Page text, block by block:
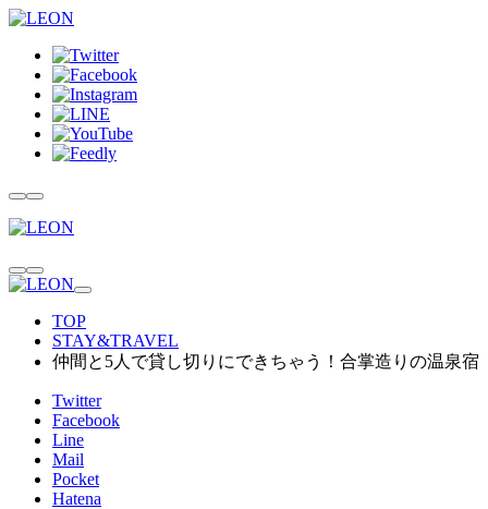
TOP
STAY&TRAVEL
仲間と5人で貸し切りにできちゃう！合掌造りの温泉宿
Twitter
Facebook
Line
Mail
Pocket
Hatena